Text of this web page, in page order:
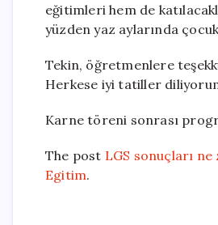
eğitimleri hem de
yüzden yaz aylarında
Tekin, öğretmenlere
Herkese iyi tatiller
Karne töreni sonrası
The post LGS sonuçları ne
Egitim.